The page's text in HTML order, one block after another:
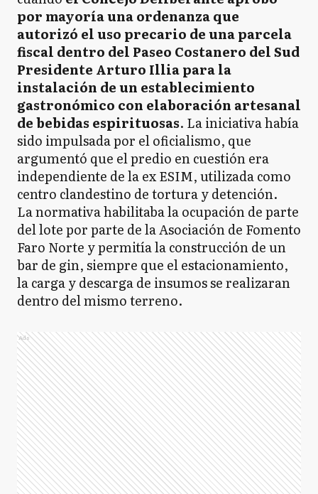
por mayoría una ordenanza que
autorizó el uso precario de una parcela
fiscal dentro del Paseo Costanero del Sud
Presidente Arturo Illia para la
instalación de un establecimiento
gastronómico con elaboración artesanal
de bebidas espirituosas. La iniciativa había
sido impulsada por el oficialismo, que
argumentó que el predio en cuestión era
independiente de la ex ESIM, utilizada como
centro clandestino de tortura y detención.
La normativa habilitaba la ocupación de parte
del lote por parte de la Asociación de Fomento
Faro Norte y permitía la construcción de un
bar de gin, siempre que el estacionamiento,
la carga y descarga de insumos se realizaran
dentro del mismo terreno.
Ads